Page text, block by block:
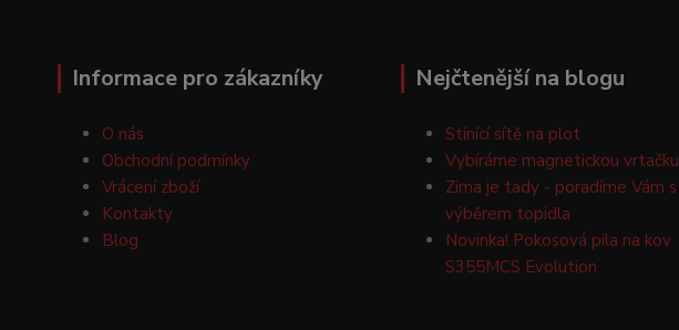
Informace pro zákazníky
O nás
Obchodní podmínky
Vrácení zboží
Kontakty
Blog
Nejčtenější na blogu
Stínící sítě na plot
Vybíráme magnetickou vrtačku
Zima je tady - poradíme Vám s
výběrem topidla
Novinka! Pokosová pila na kov
S355MCS Evolution